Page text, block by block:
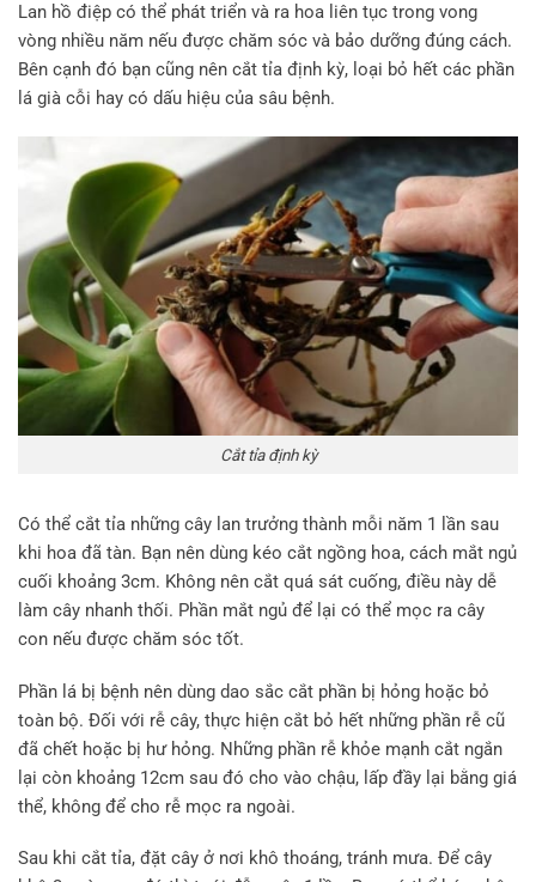
Lan hồ điệp có thể phát triển và ra hoa liên tục trong vong
vòng nhiều năm nếu được chăm sóc và bảo dưỡng đúng cách.
Bên cạnh đó bạn cũng nên cắt tỉa định kỳ, loại bỏ hết các phần
lá già cỗi hay có dấu hiệu của sâu bệnh.
Cắt tỉa định kỳ
Có thể cắt tỉa những cây lan trưởng thành mỗi năm 1 lần sau
khi hoa đã tàn. Bạn nên dùng kéo cắt ngồng hoa, cách mắt ngủ
cuối khoảng 3cm. Không nên cắt quá sát cuống, điều này dễ
làm cây nhanh thối. Phần mắt ngủ để lại có thể mọc ra cây
con nếu được chăm sóc tốt.
Phần lá bị bệnh nên dùng dao sắc cắt phần bị hỏng hoặc bỏ
toàn bộ. Đối với rễ cây, thực hiện cắt bỏ hết những phần rễ cũ
đã chết hoặc bị hư hỏng. Những phần rễ khỏe mạnh cắt ngắn
lại còn khoảng 12cm sau đó cho vào chậu, lấp đầy lại bằng giá
thể, không để cho rễ mọc ra ngoài.
Sau khi cắt tỉa, đặt cây ở nơi khô thoáng, tránh mưa. Để cây